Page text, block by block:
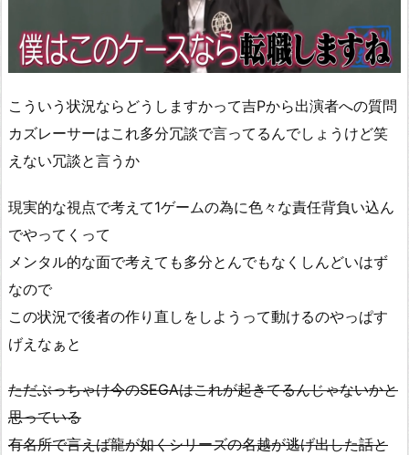
こういう状況ならどうしますかって吉Pから出演者への質問
カズレーサーはこれ多分冗談で言ってるんでしょうけど笑
えない冗談と言うか
現実的な視点で考えて1ゲームの為に色々な責任背負い込ん
でやってくって
メンタル的な面で考えても多分とんでもなくしんどいはず
なので
この状況で後者の作り直しをしようって動けるのやっぱす
げえなぁと
ただぶっちゃけ今のSEGAはこれが起きてるんじゃないかと
思っている
有名所で言えば龍が如くシリーズの名越が逃げ出した話と